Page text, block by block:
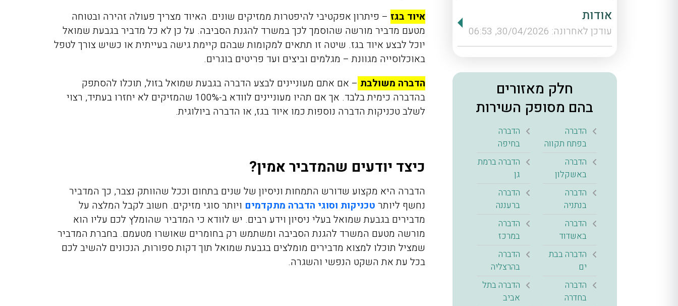
אודות
עודכן לאחרונה: 30/04/2026, 06:53
חלק מאזורים
בהם מסופק השירות
הדברה
בפתח תקווה
הדברה
בחיפה
הדברה
באשקלון
הדברה ברמת
גן
הדברה
בנתניה
הדברה
ברעננה
הדברה
באשדוד
הדברה
במרכז
הדברה בבת
ים
הדברה
בהרצליה
הדברה
בחדרה
הדברה בתל
אביב
איוד בגז – פיתרון אפקטיבי להיפטרות ממזיקים שונים. האיוד מצריך פעולה זהירה ובטוחה
מטעם מדביר מורשה שהוסמך לכך במשרד להגנת הסביבה. על כן לא כל מדביר בגבעת שמואל
יוכל לבצע איוד בגז. שיטה זו תתאים למקומות שבהם קיימת גישה בעייתית או כשיש צורך לטפל
באוכלוסייה מגוונת – מגלמים וביצים ועד פריטים בוגרים.
הדברה משולבת – אם אתם מעוניינים לבצע הדברה בגבעת שמואל בזול, תוכלו להסתפק
בהדברה כימית בלבד. אך אם תהיו מעוניינים לוודא ב-100% שהמזיקים לא יחזרו בעתיד, רצוי
לשלב טכניקות הדברה נוספות כמו איוד בגז, או הדברה ביולוגית.
כיצד יודעים שהמדביר אמין?
הדברה היא מקצוע שדורש התמחות וניסיון של שנים בתחום וככל שהוותק נצבר, כך המדביר
נחשף ליותר טכניקות וסוגי הדברה מתקדמים ויותר סוגי מזיקים. חשוב לקבל המלצה על
מדבירים בגבעת שמואל בעלי ניסיון וידע רבים. יש לוודא כי המדביר שהומלץ לכם עליו הוא
מורשה מטעם המשרד להגנת הסביבה ומשתמש רק בחומרים שאושרו מטעמם. בחברת המדביר
שמציל תוכלו למצוא מדבירים מומלצים בגבעת שמואל תוך דקות ספורות, הנכונים להשיב לכם
בכל עת את השקט הנפשי והשגרה.